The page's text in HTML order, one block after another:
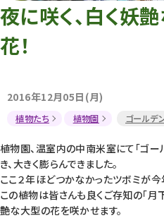
夜に咲く、白く妖
花！
2016年12月05日(月)
植物たち 植物園 ゴールデ
植物園、温室内の中南米室にて｢ゴー
き、大きく膨らんできました。
ここ２年ほどつかなかったツボミが今
この植物は皆さんも良くご存知の｢月
艶な大型の花を咲かせます。